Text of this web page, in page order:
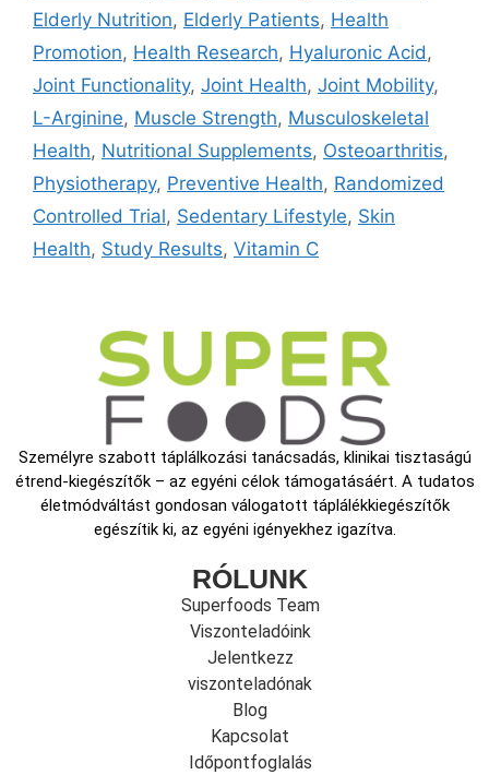
Elderly Nutrition, Elderly Patients, Health
Promotion, Health Research, Hyaluronic Acid ,
Joint Functionality, Joint Health, Joint Mobility,
L-Arginine, Muscle Strength, Musculoskeletal
Health, Nutritional Supplements, Osteoarthritis,
Physiotherapy, Preventive Health, Randomized
Controlled Trial, Sedentary Lifestyle, Skin
Health, Study Results, Vitamin C
Személyre szabott táplálkozási tanácsadás, klinikai tisztaságú
étrend-kiegészítők – az egyéni célok támogatásáért. A tudatos
életmódváltást gondosan válogatott táplálékkiegészítők
egészítik ki, az egyéni igényekhez igazítva.
RÓLUNK
Superfoods Team
Viszonteladóink
Jelentkezz
viszonteladónak
Blog
Kapcsolat
Időpontfoglalás